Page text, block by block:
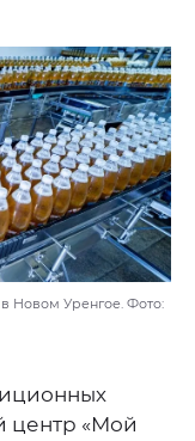
Новом Уренгое. Фото:
центр «Мой